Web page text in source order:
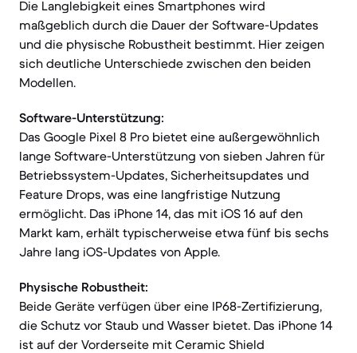
Die Langlebigkeit eines Smartphones wird
maßgeblich durch die Dauer der Software-Updates
und die physische Robustheit bestimmt. Hier zeigen
sich deutliche Unterschiede zwischen den beiden
Modellen.
Software-Unterstützung:
Das Google Pixel 8 Pro bietet eine außergewöhnlich
lange Software-Unterstützung von sieben Jahren für
Betriebssystem-Updates, Sicherheitsupdates und
Feature Drops, was eine langfristige Nutzung
ermöglicht. Das iPhone 14, das mit iOS 16 auf den
Markt kam, erhält typischerweise etwa fünf bis sechs
Jahre lang iOS-Updates von Apple.
Physische Robustheit:
Beide Geräte verfügen über eine IP68-Zertifizierung,
die Schutz vor Staub und Wasser bietet. Das iPhone 14
ist auf der Vorderseite mit Ceramic Shield